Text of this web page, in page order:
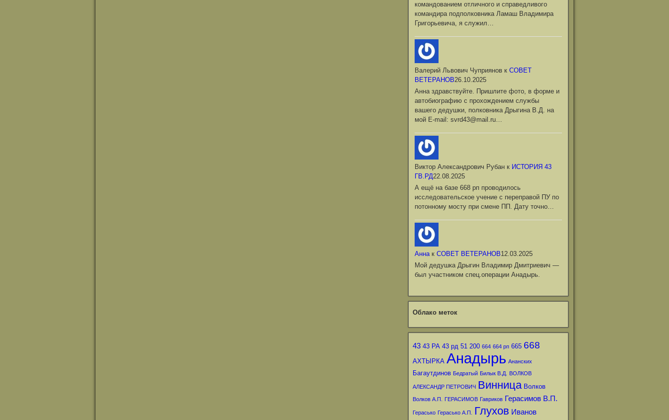
командованием отличного и справедливого
командира подполковника Ламаш Владимира
Григорьевича, я служил…
Валерий Львович Чуприяновк СОВЕТ
ВЕТЕРАНОВ26.10.2025
Анна здравствуйте. Пришлите фото, в форме и
автобиографию с прохождением службы
вашего дедушки, полковника Дрыгина В.Д. на
мой Е-mail: svrd43@mail.ru…
Виктор Александрович Рубанк ИСТОРИЯ 43
ГВ.РД22.08.2025
А ещё на базе 668 рп проводилось
исследовательское учение с переправой ПУ по
потонному мосту при смене ПП. Дату точно…
Аннак СОВЕТ ВЕТЕРАНОВ12.03.2025
Мой дедушка Дрыгин Владимир Дмитриевич —
был участником спец.операции Анадырь.
Облако меток
43 43 РА 43 рд 51 200 664 664 рп 665 668
АХТЫРКА Анадырь Ананских
Багаутдинов Бедратый Билык В.Д. ВОЛКОВ
АЛЕКСАНДР ПЕТРОВИЧ Винница Волков
Волков А.П. ГЕРАСИМОВ Гавриков Герасимов В.П.
Герасько Герасько А.П. Глухов Иванов